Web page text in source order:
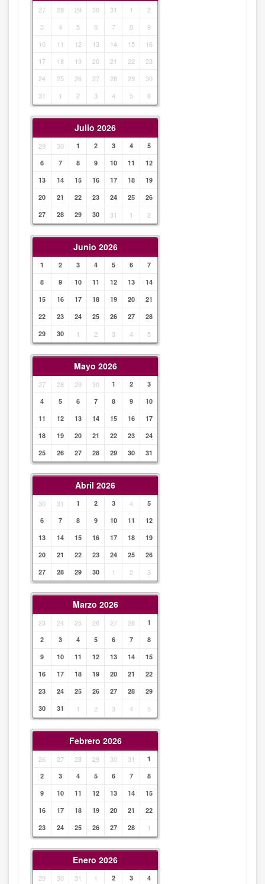
27 28 29 30 31 1
2
3
4 5 6 7 8
9
10
11 12 13 14 15
16
17
18 19 20 21 22
23
24
25 26 27 28 29
30
31
1 2 3 4 5 6
Julio 2026
29 30 1 2 3 4
5
6
7 8 9 10 11
12
13
14 15 16 17 18
19
20
21 22 23 24 25
26
27
28 29 30 31 1 2
Junio 2026
1 2 3 4 5 6
7
8
9 10 11 12 13
14
15
16 17 18 19 20
21
22
23 24 25 26 27
28
29
30 1 2 3 4 5
Mayo 2026
27 28 29 30 1 2
3
4
5 6 7 8 9
10
11
12 13 14 15 16
17
18
19 20 21 22 23
24
25
26 27 28 29 30 31
Abril 2026
30 31 1 2 3 4
5
6
7 8 9 10 11
12
13
14 15 16 17 18
19
20
21 22 23 24 25
26
27
28 29 30 1 2 3
Marzo 2026
23 24 25 26 27 28
1
2
3 4 5 6 7
8
9
10 11 12 13 14
15
16
17 18 19 20 21
22
23
24 25 26 27 28
29
30
31 1 2 3 4 5
Febrero 2026
26 27 28 29 30 31
1
2
3 4 5 6 7
8
9
10 11 12 13 14
15
16
17 18 19 20 21
22
23
24 25 26 27 28 1
Enero 2026
29 30 31 1 2 3
4